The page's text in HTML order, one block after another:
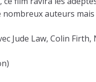
auteurs
Jude Law, Colin